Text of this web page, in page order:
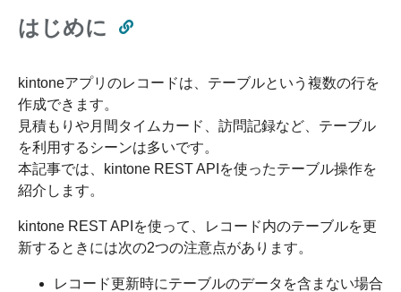
はじめに
kintoneアプリのレコードは、テーブルという複数の行を
作成できます。
見積もりや月間タイムカード、訪問記録など、テーブル
を利用するシーンは多いです。
本記事では、kintone REST APIを使ったテーブル操作を
紹介します。
kintone REST APIを使って、レコード内のテーブルを更
新するときには次の2つの注意点があります。
レコード更新時にテーブルのデータを含まない場合